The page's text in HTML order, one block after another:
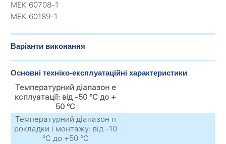
МЕК 60708-1
МЕК 60189-1
Варіанти виконання
Основні техніко-експлуатаційні характеристики
Температурний діапазон е
ксплуатації: від -50 °C до +
50 °C
Температурний діапазон п
рокладки і монтажу: від -10
°C до +50 °C